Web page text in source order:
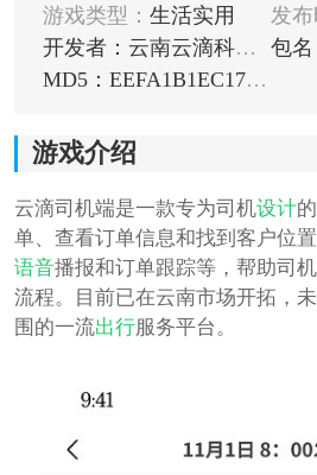
游戏类型： 生活实用 发布
开发者：云南云滴科技有限公司
包名
MD5：EEFA1B1EC17ECD89D0BE241B2683CDD0
游戏介绍
云滴司机端是一款专为司机设计
单、查看订单信息和找到客户位
语音播报和订单跟踪等，帮助司
流程。目前已在云南市场开拓，
围的一流出行服务平台。